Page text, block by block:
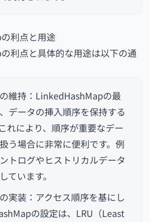
利点と用途
利点と具体的な用途は以下の通
維持：LinkedHashMapの最
データの挿入順序を保持する
れにより、順序が重要なデー
う場合に非常に便利です。例
トログやヒストリカルデータ
ています。
実装：アクセス順序を基にし
の設定は、LRU（Least